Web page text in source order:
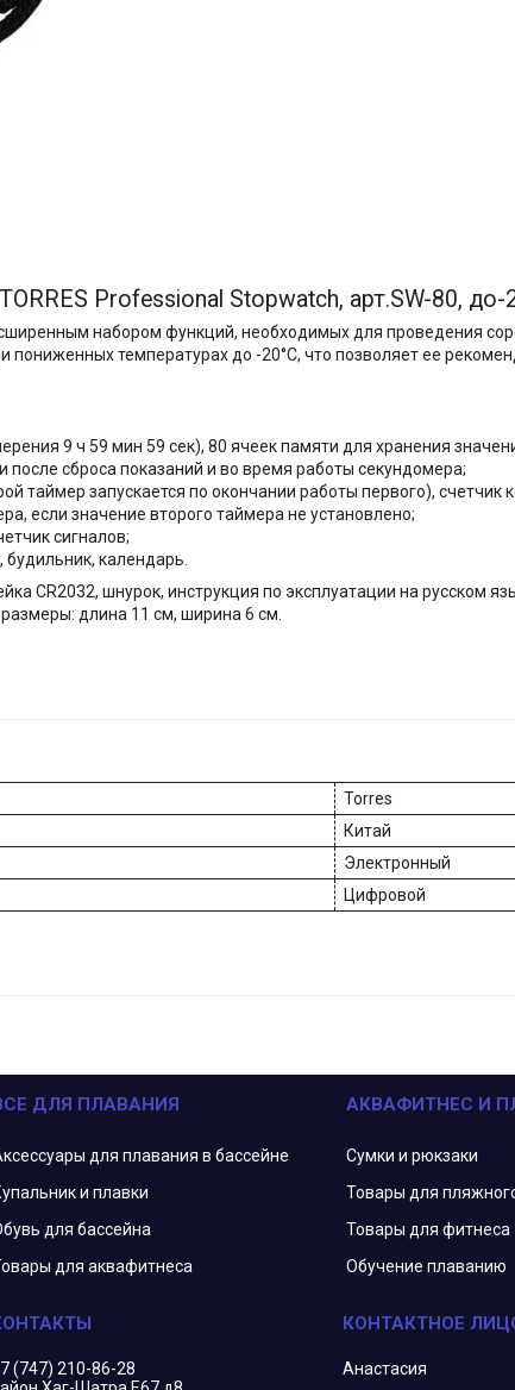
Professional Stopwatch, арт.SW-80,
набором функций, необходимых для проведения
температурах до -20°С, что позволяет ее
9 ч 59 мин 59 сек), 80 ячеек памяти для хранения
сброса показаний и во время работы секундомера;
таймер запускается по окончании работы первого),
если значение второго таймера не установлено;
сигналов;
календарь.
CR2032, шнурок, инструкция по эксплуатации на русском
длина 11 см, ширина 6 см.
Torres
Китай
Электронный
Цифровой
ДЛЯ ПЛАВАНИЯ
для плавания в бассейне
и плавки
для бассейна
для аквафитнеса
АКВАФИТНЕС И
Сумки и рюкзаки
Товары для
Товары для фитнеса
Обучение плаванию
(747) 210-86-28
Анастасия